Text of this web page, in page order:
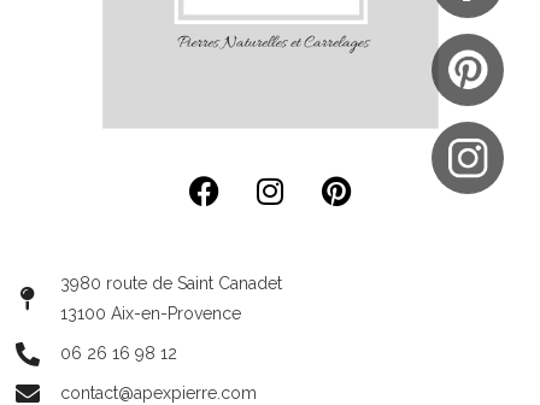
3980 route de Saint Canadet
13100 Aix-en-Provence
06 26 16 98 12
contact@apexpierre.com